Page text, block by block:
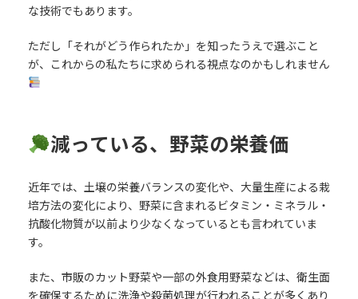
な技術でもあります。
ただし「それがどう作られたか」を知ったうえで選ぶこと
が、これからの私たちに求められる視点なのかもしれません
減っている、野菜の栄養価
近年では、土壌の栄養バランスの変化や、大量生産による栽
培方法の変化により、野菜に含まれるビタミン・ミネラル・
抗酸化物質が以前より少なくなっているとも言われていま
す。
また、市販のカット野菜や一部の外食用野菜などは、衛生面
を確保するために洗浄や殺菌処理が行われることが多くあり